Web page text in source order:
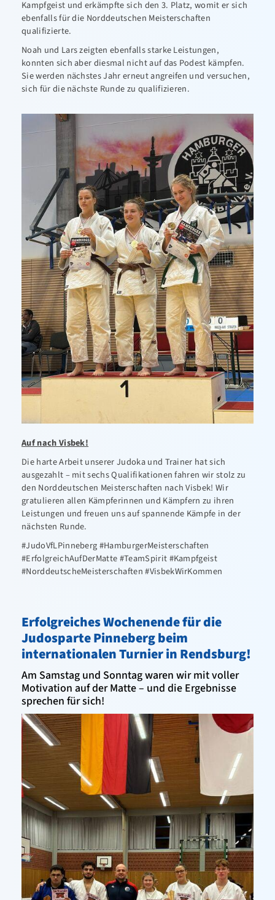
Kampfgeist und erkämpfte sich den 3. Platz, womit er sich
ebenfalls für die Norddeutschen Meisterschaften
qualifizierte.
Noah und Lars zeigten ebenfalls starke Leistungen,
konnten sich aber diesmal nicht auf das Podest kämpfen.
Sie werden nächstes Jahr erneut angreifen und versuchen,
sich für die nächste Runde zu qualifizieren.
Auf nach Visbek!
Die harte Arbeit unserer Judoka und Trainer hat sich
ausgezahlt – mit sechs Qualifikationen fahren wir stolz zu
den Norddeutschen Meisterschaften nach Visbek! Wir
gratulieren allen Kämpferinnen und Kämpfern zu ihren
Leistungen und freuen uns auf spannende Kämpfe in der
nächsten Runde.
#JudoVfLPinneberg #HamburgerMeisterschaften
#ErfolgreichAufDerMatte #TeamSpirit #Kampfgeist
#NorddeutscheMeisterschaften #VisbekWirKommen
Erfolgreiches Wochenende für die
Judosparte Pinneberg beim
internationalen Turnier in Rendsburg!
Am Samstag und Sonntag waren wir mit voller
Motivation auf der Matte – und die Ergebnisse
sprechen für sich!